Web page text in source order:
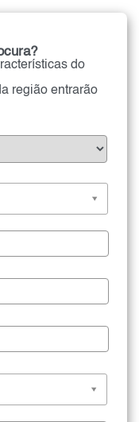
do
região entrarão